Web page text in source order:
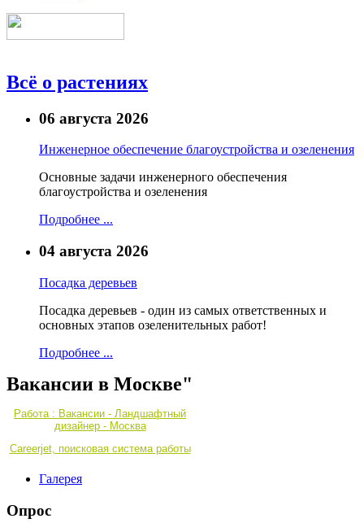
Всё о растениях
06 августа 2026
Инженерное обеспечение благоустройства и озеленения
Основные задачи инженерного обеспечения
благоустройства и озеленения
Подробнее ...
04 августа 2026
Посадка деревьев
Посадка деревьев - один из самых ответственных и
основных этапов озеленительных работ!
Подробнее ...
Вакансии в Москве"
Работа : Вакансии - Ландшафтный
дизайнер - Москва
Careerjet, поисковая система работы
Галерея
Опрос